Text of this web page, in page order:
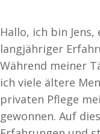
Hallo, ich bin
langjähriger
Während meiner
ich viele ältere
privaten Pflege
gewonnen. Auf